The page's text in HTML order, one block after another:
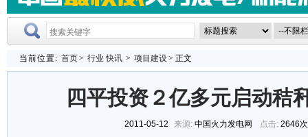
当前位置: 首页> 行业 快讯 > 项目建设> 正文
四平投资２亿多元启动秸
2011-05-12 来源: 中国火力发电网 点击: 2646